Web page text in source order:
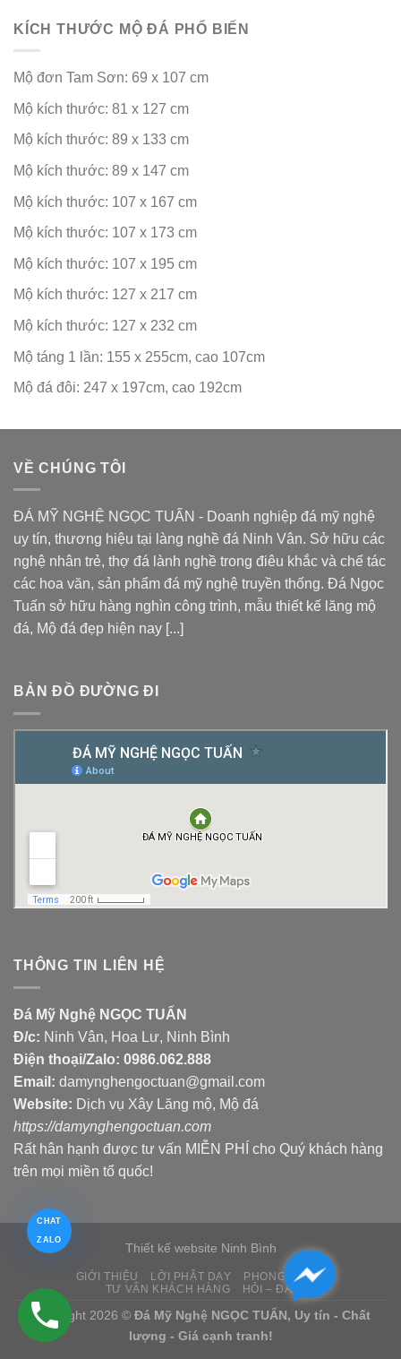
CHAT
ZALO
KÍCH THƯỚC MỘ ĐÁ PHỔ BIẾN
Mộ đơn Tam Sơn: 69 x 107 cm
Mộ kích thước: 81 x 127 cm
Mộ kích thước: 89 x 133 cm
Mộ kích thước: 89 x 147 cm
Mộ kích thước: 107 x 167 cm
Mộ kích thước: 107 x 173 cm
Mộ kích thước: 107 x 195 cm
Mộ kích thước: 127 x 217 cm
Mộ kích thước: 127 x 232 cm
Mộ táng 1 lần: 155 x 255cm, cao 107cm
Mộ đá đôi: 247 x 197cm, cao 192cm
VỀ CHÚNG TÔI
ĐÁ MỸ NGHỆ NGỌC TUẤN - Doanh nghiệp đá mỹ nghệ
uy tín, thương hiệu tại làng nghề đá Ninh Vân. Sở hữu các
nghệ nhân trẻ, thợ đá lành nghề trong điêu khắc và chế tác
các hoa văn, sản phẩm đá mỹ nghệ truyền thống. Đá Ngọc
Tuấn sở hữu hàng nghìn công trình, mẫu thiết kế lăng mộ
đá, Mộ đá đẹp hiện nay [...]
BẢN ĐỒ ĐƯỜNG ĐI
THÔNG TIN LIÊN HỆ
Đá Mỹ Nghệ NGỌC TUẤN
Đ/c: Ninh Vân, Hoa Lư, Ninh Bình
Điện thoại/Zalo: 0986.062.888
Email: damynghengoctuan@gmail.com
Website: Dịch vụ Xây Lăng mộ, Mộ đá
https://damynghengoctuan.com
Rất hân hạnh được tư vấn MIỄN PHÍ cho Quý khách hàng
trên mọi miền tổ quốc!
Thiết kế website Ninh Bình
GIỚI THIỆU LỜI PHẬT DẠY
PHONG THỦY
TƯ VẤN KHÁCH HÀNG
HỎI – ĐÁP
Copyright 2026 © Đá Mỹ Nghệ NGỌC TUẤN, Uy tín - Chất
lượng - Giá cạnh tranh!